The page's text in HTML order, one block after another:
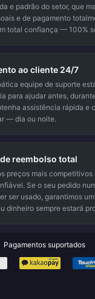
e padrão do setor, que
e de pagamento
total confiança — 100%
ao cliente 24/7
equipe de suporte
para ajudar antes,
assistência rápida e
— dia ou noite.
reembolso total
preços mais competitivos
Se o seu pedido
ser usado, garantimos
dinheiro sempre estará
Pagamentos suportados